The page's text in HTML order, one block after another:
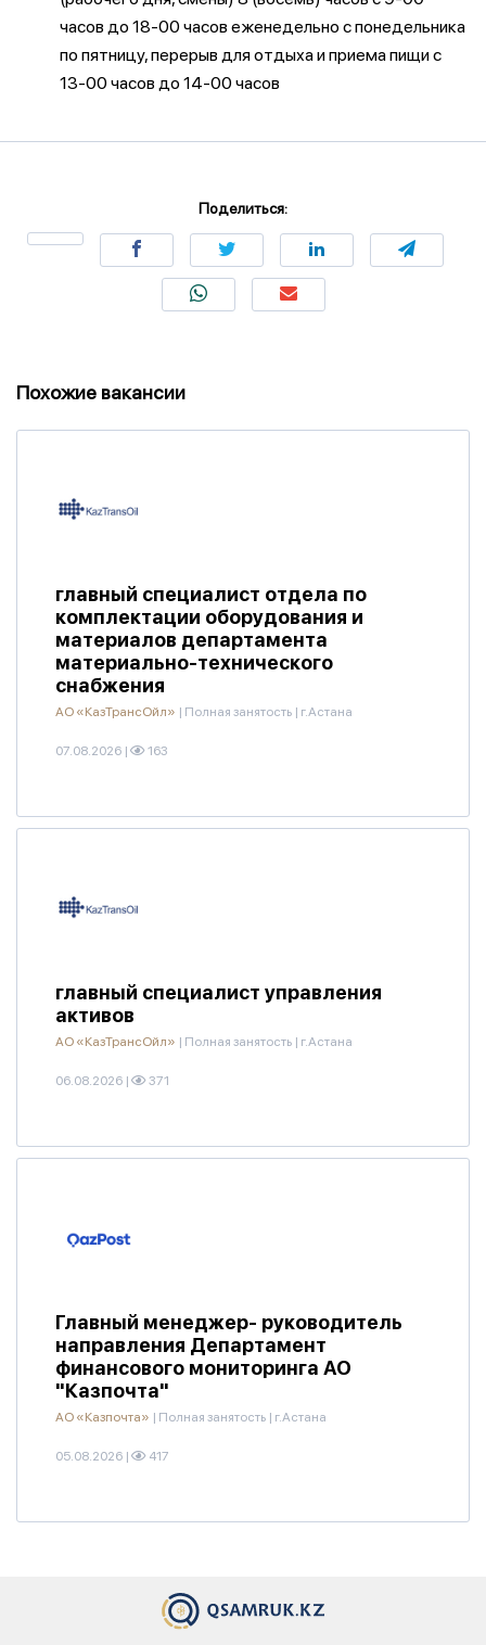
часов до 18-00 часов еженедельно с понедельника
по пятницу, перерыв для отдыха и приема пищи с
13-00 часов до 14-00 часов
Поделиться:
Похожие вакансии
главный специалист отдела по
комплектации оборудования и
материалов департамента
материально-технического
снабжения
АО «КазТрансОйл» | Полная занятость | г.Астана
07.08.2026 | 163
главный специалист управления
активов
АО «КазТрансОйл» | Полная занятость | г.Астана
06.08.2026 | 371
Главный менеджер- руководитель
направления Департамент
финансового мониторинга АО
"Казпочта"
АО «Казпочта» | Полная занятость | г.Астана
05.08.2026 | 417